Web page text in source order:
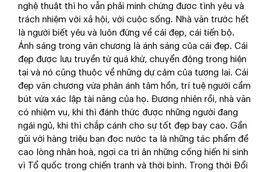
nghệ thuật thì họ vẫn phải minh chứng được tình yêu và
trách nhiệm với xã hội, với cuộc sống. Nhà văn trước hết
là người biết yêu và luôn đứng về cái đẹp, cái tiến bộ.
Ánh sáng trong văn chương là ánh sáng của cái đẹp. Cái
đẹp được lưu truyền từ quá khứ, chuyển động trong hiện
tại và nó cũng thuộc về những dự cảm của tương lai. Cái
đẹp văn chương vừa phản ánh tâm hồn, trí tuệ người cầm
bút vừa xác lập tài năng của họ. Đương nhiên rồi, nhà văn
có nhiệm vụ, khi thì đánh thức được những người đang
ngái ngủ, khi thì chắp cánh cho sự tốt đẹp bay cao. Gần
gũi với hàng triệu bạn đọc nước ta là những tác phẩm đề
cao lòng nhân hoà, ngợi ca tri ân những cống hiến hi sinh
vì Tổ quốc trong chiến tranh và thời bình. Trong thời Đổi